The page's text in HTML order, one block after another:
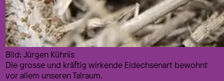
Bild: Jürgen Kühnis
Die grosse und kräftig wirkende Eidechsenart bewohnt
vor allem unseren Talraum.